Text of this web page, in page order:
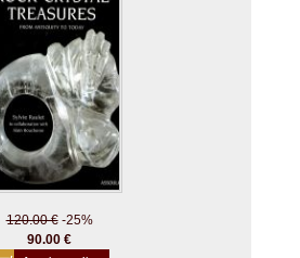
120.00 €-25%
90.00 €